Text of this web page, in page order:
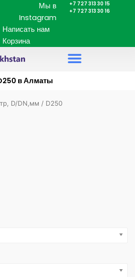
Мы в
Instagram
Написать нам
Корзина
+7 727 313 30 15
+7 727 313 30 16
в Алматы
D/DN,мм / D250